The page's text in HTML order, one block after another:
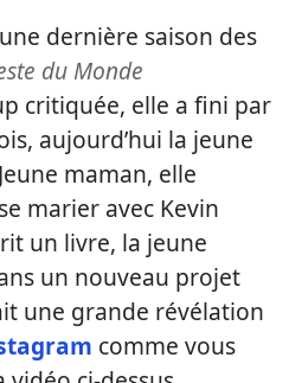
dernière saison des
du Monde
critiquée, elle a fini par
aujourd’hui la jeune
maman, elle
marier avec Kevin
un livre, la jeune
un nouveau projet
une grande révélation
comme vous